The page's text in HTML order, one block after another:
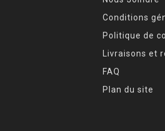
Conditions
Politique de
Livraisons et
FAQ
Plan du site